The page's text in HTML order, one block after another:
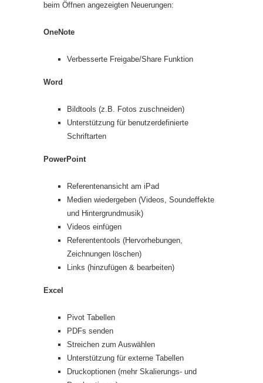
beim Öffnen angezeigten Neuerungen:
OneNote
Verbesserte Freigabe/Share Funktion
Word
Bildtools (z.B. Fotos zuschneiden)
Unterstützung für benutzerdefinierte
Schriftarten
PowerPoint
Referentenansicht am iPad
Medien wiedergeben (Videos, Soundeffekte
und Hintergrundmusik)
Videos einfügen
Referententools (Hervorhebungen,
Zeichnungen löschen)
Links (hinzufügen & bearbeiten)
Excel
Pivot Tabellen
PDFs senden
Streichen zum Auswählen
Unterstützung für externe Tabellen
Druckoptionen (mehr Skalierungs- und